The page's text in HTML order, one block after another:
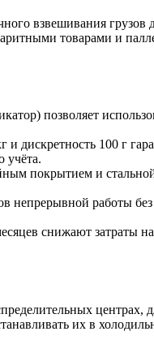
взвешивания грузов
товарами и
позволяет
дискретность 100 г
учёта.
покрытием и
непрерывной работы
снижают затраты
центрах,
их в